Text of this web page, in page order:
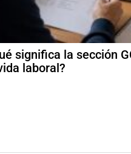
significa la sección
laboral?